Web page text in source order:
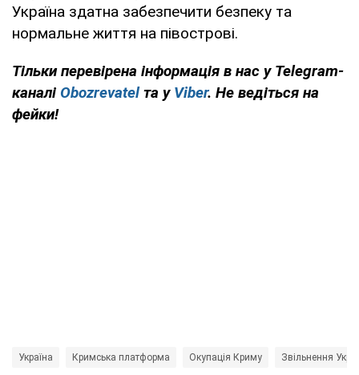
Україна здатна забезпечити безпеку та
нормальне життя на півострові.
Тільки перевірена інформація в нас у Telegram-
каналі Obozrevatelта у Viber. Не ведіться на
фейки!
Україна Кримська платформа Окупація Криму Звільнення